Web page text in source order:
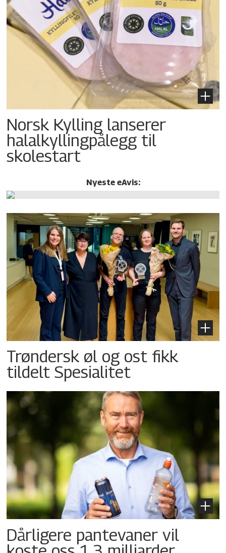
Norsk Kylling lanserer
halalkylling­pålegg til
skolestart
Nyeste eAvis:
Trøndersk øl og ost fikk
tildelt Spesialitet
Dårligere pantevaner vil